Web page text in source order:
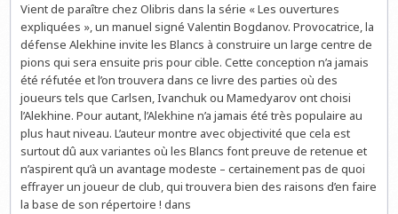
&
:
L’ALEKHINE
EXPLIQUÉE
Vient de paraître chez Olibris dans la série « Les ouvertures
expliquées », un manuel signé Valentin Bogdanov. Provocatrice, la
défense Alekhine invite les Blancs à construire un large centre de
pions qui sera ensuite pris pour cible. Cette conception n’a jamais
été réfutée et l’on trouvera dans ce livre des parties où des
joueurs tels que Carlsen, Ivanchuk ou Mamedyarov ont choisi
l’Alekhine. Pour autant, l’Alekhine n’a jamais été très populaire au
plus haut niveau. L’auteur montre avec objectivité que cela est
surtout dû aux variantes où les Blancs font preuve de retenue et
n’aspirent qu’à un avantage modeste – certainement pas de quoi
effrayer un joueur de club, qui trouvera bien des raisons d’en faire
la base de son répertoire ! dans